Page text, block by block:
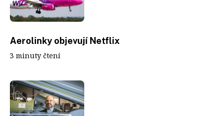
Aerolinky objevují Netflix
3 minuty čtení